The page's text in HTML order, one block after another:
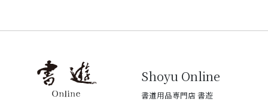
Shoyu Online
書道用品専門店 書遊